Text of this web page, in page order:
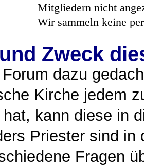
Mitgliedern nicht
Wir sammeln keine
Zweck
dazu
Kirche jedem
hat, kann diese in
Priester sind in
Fragen